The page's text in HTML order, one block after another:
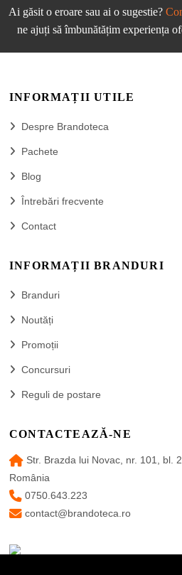
Ai găsit o eroare sau ai o sugestie?
ne ajuți să îmbunătățim experiența
INFORMAȚII UTILE
Despre Brandoteca
Pachete
Blog
Întrebări frecvente
Contact
INFORMAȚII BRANDURI
Branduri
Noutăți
Promoții
Concursuri
Reguli de postare
CONTACTEAZĂ-NE
Str. Brazda lui Novac, nr. 101, bl.
România
0750.643.223
contact@brandoteca.ro